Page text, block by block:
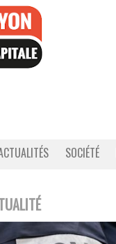
SOCIÉTÉ